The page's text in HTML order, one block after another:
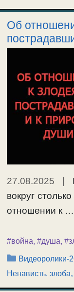
Об
27.08.2025
вокруг
отношении к …
#война, #душа,
Рубрики
Видеоролики-
Ненависть, злоба,